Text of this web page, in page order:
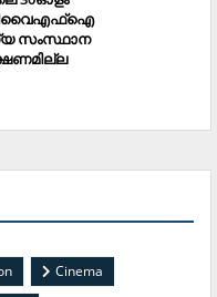
സംസ്ഥാന
Cinema